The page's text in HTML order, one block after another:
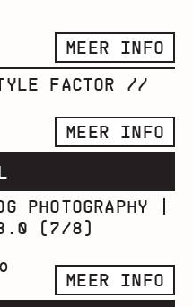
MEER INFO
FACTOR //
MEER INFO
PHOTOGRAPHY |
3.0 (7/8)
MEER INFO